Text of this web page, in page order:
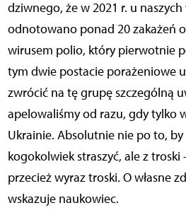
dziwnego, że w 2021 r. u
odnotowano ponad 20 zakażeń
wirusem polio, który pierwotnie
tym dwie postacie porażeniowe
zwrócić na tę grupę szczególną
apelowaliśmy od razu, gdy tylko
Ukrainie. Absolutnie nie po to,
kogokolwiek straszyć, ale z troski
przecież wyraz troski. O własne
wskazuje naukowiec.